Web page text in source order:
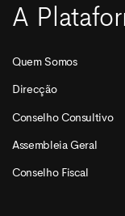
A
Quem Somos
Direcção
Conselho Consultivo
Assembleia Geral
Conselho Fiscal